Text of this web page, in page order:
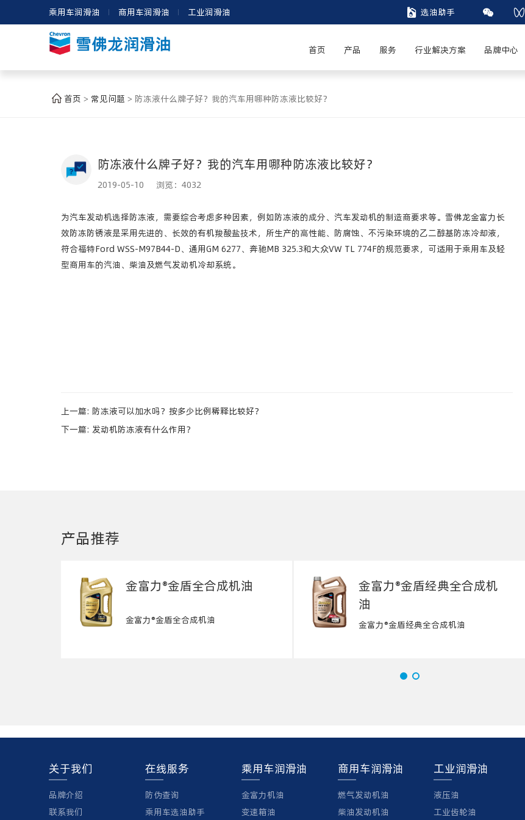
乘用车润滑油 商用车润滑油 工业润滑油  选油助手  
首页 产品 服务 行业解决方案 品牌中心
首页 > 常见问题 > 防冻液什么牌子好？我的汽车用哪种防冻液比较好？
防冻液什么牌子好？我的汽车用哪种防冻液比较好？
2019-05-10 浏览： 4032
为汽车发动机选择防冻液，需要综合考虑多种因素，例如防冻液的成分、汽车发动机的制造商要求等。雪佛龙金富力长
效防冻防锈液是采用先进的、长效的有机羧酸盐技术，所生产的高性能、防腐蚀、不污染环境的乙二醇基防冻冷却液，
符合福特Ford WSS-M97B44-D、通用GM 6277、奔驰MB 325.3和大众VW TL 774F的规范要求，可适用于乘用车及轻
型商用车的汽油、柴油及燃气发动机冷却系统。
上一篇: 防冻液可以加水吗？按多少比例稀释比较好？
下一篇: 发动机防冻液有什么作用？
产品推荐
金富力®金盾全合成机油
金富力®金盾全合成机油
金富力®金盾经典全合成机
油
金富力®金盾经典全合成机油
关于我们
品牌介绍
联系我们
在线服务
防伪查询
乘用车选油助手
乘用车润滑油
金富力机油
变速箱油
商用车润滑油
燃气发动机油
柴油发动机油
工业润滑油
液压油
工业齿轮油